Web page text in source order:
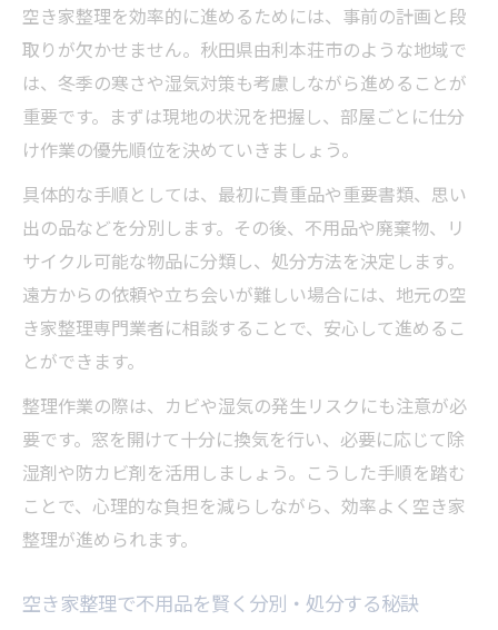
空き家整理を効率的に進めるためには、事前の計画と段
取りが欠かせません。秋田県由利本荘市のような地域で
は、冬季の寒さや湿気対策も考慮しながら進めることが
重要です。まずは現地の状況を把握し、部屋ごとに仕分
け作業の優先順位を決めていきましょう。
具体的な手順としては、最初に貴重品や重要書類、思い
出の品などを分別します。その後、不用品や廃棄物、リ
サイクル可能な物品に分類し、処分方法を決定します。
遠方からの依頼や立ち会いが難しい場合には、地元の空
き家整理専門業者に相談することで、安心して進めるこ
とができます。
整理作業の際は、カビや湿気の発生リスクにも注意が必
要です。窓を開けて十分に換気を行い、必要に応じて除
湿剤や防カビ剤を活用しましょう。こうした手順を踏む
ことで、心理的な負担を減らしながら、効率よく空き家
整理が進められます。
空き家整理で不用品を賢く分別・処分する秘訣